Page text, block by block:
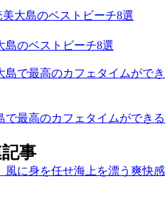
島のベストビーチ8選
最高のカフェタイムができる
事